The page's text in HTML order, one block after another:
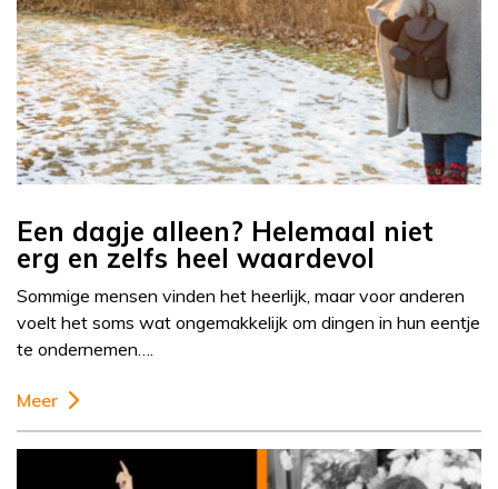
Een dagje alleen? Helemaal niet
erg en zelfs heel waardevol
Sommige mensen vinden het heerlijk, maar voor anderen
voelt het soms wat ongemakkelijk om dingen in hun eentje
te ondernemen….
Meer